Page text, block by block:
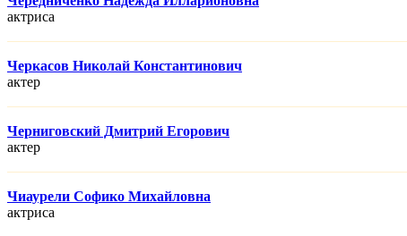
актриса
Черкасов Николай Константинович
актер
Черниговский Дмитрий Егорович
актер
Чиаурели Софико Михайловна
актриса